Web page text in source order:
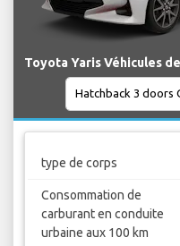
Toyota Yaris Véhicules
type de corps
Consommation de
carburant en conduite
urbaine aux 100 km